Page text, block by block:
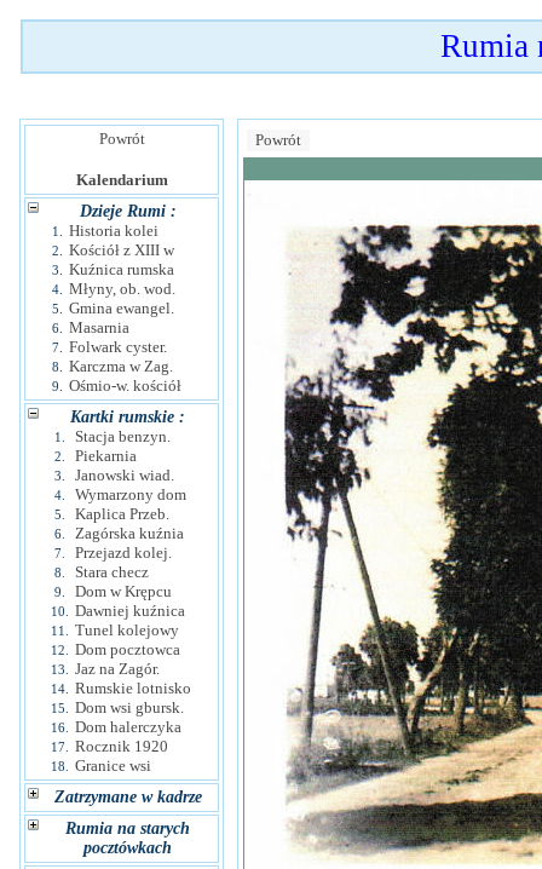
Rumia
Powrót
Kalendarium
Dzieje Rumi :
1. Historia kolei
2. Kościół z XIII w
3. Kuźnica rumska
4. Młyny, ob. wod.
5. Gmina ewangel.
6. Masarnia
7. Folwark cyster.
8. Karczma w Zag.
9.
Ośmio-w. kościół
Kartki rumskie :
1. Stacja benzyn.
2. Piekarnia
3. Janowski wiad.
4. Wymarzony dom
5. Kaplica Przeb.
6. Zagórska kuźnia
7. Przejazd kolej.
8. Stara checz
9. Dom w Krępcu
10. Dawniej kuźnica
11. Tunel kolejowy
12. Dom pocztowca
13. Jaz na Zagór.
14. Rumskie lotnisko
15. Dom wsi gbursk.
16. Dom halerczyka
17. Rocznik 1920
18.
Granice wsi
Zatrzymane w kadrze
Rumia na starych
pocztówkach
Powrót